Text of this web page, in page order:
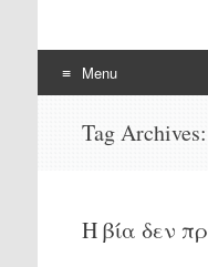
Menu
Tag Archives:
Η βία δεν